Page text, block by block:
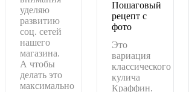
уделяю
развитию
соц. сетей
нашего
магазина.
А чтобы
делать это
максимально
Пошаговый
рецепт с
фото
Это
вариация
классического
кулича
Краффин.